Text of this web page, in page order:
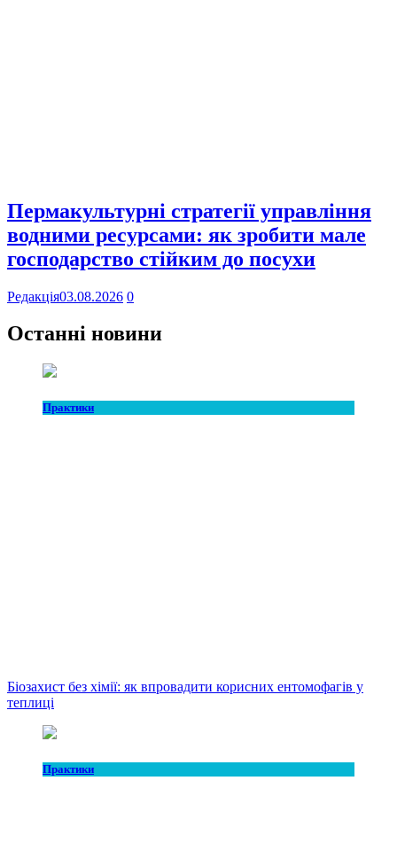
Пермакультурні стратегії управління
водними ресурсами: як зробити мале
господарство стійким до посухи
Редакція03.08.2026 0
Останні новини
Практики
Біозахист без хімії: як впровадити корисних ентомофагів у
теплиці
Практики